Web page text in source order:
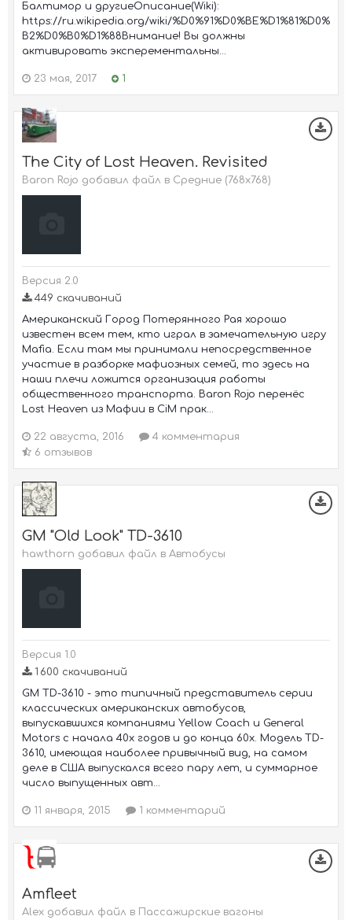
Балтимор и другиеОписание(Wiki):
https://ru.wikipedia.org/wiki/%D0%91%D0%BE%D1%81%D0%
B2%D0%B0%D1%88Внимание! Вы должны
активировать эксперементальны...
23 мая, 2017 1
The City of Lost Heaven. Revisited
Baron Rojo добавил файл в Средние (768х768)
Версия 2.0
449 скачиваний
Американский Город Потерянного Рая хорошо
известен всем тем, кто играл в замечательную игру
Mafia. Если там мы принимали непосредственное
участие в разборке мафиозных семей, то здесь на
наши плечи ложится организация работы
общественного транспорта. Baron Rojo перенёс
Lost Heaven из Мафии в CiM прак...
22 августа, 2016
4 комментария
6 отзывов
GM "Old Look" TD-3610
hawthorn добавил файл в Автобусы
Версия 1.0
1 600 скачиваний
GM TD-3610 - это типичный представитель серии
классических американских автобусов,
выпускавшихся компаниями Yellow Coach и General
Motors с начала 40х годов и до конца 60х. Модель TD-
3610, имеющая наиболее привычный вид, на самом
деле в США выпускался всего пару лет, и суммарное
число выпущенных авт...
11 января, 2015 1 комментарий
Amfleet
Alex добавил файл в Пассажирские вагоны